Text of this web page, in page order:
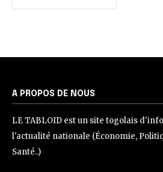
A PROPOS DE NOUS
LE TABLOID est un site togolais
l'actualité nationale (Économie,
Santé..)